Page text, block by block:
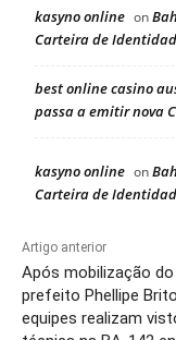
kasyno online on
Carteira de
best online casino
passa a emitir nova
kasyno online on
Carteira de
Artigo anterior
Após mobilização do
prefeito Phellipe
equipes realizam